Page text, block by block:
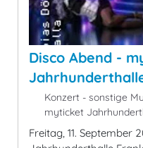
Disco Abend -
Konzert - sonstige
myticket
Freitag, 11. September